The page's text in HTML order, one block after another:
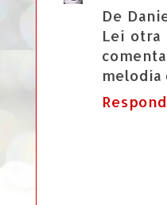
De
Leí otra
melodía